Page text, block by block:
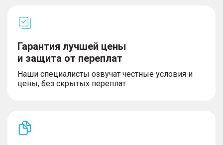
Гарантия лучшей цены
и защита от переплат
Наши специалисты озвучат честные условия и
цены, без скрытых переплат